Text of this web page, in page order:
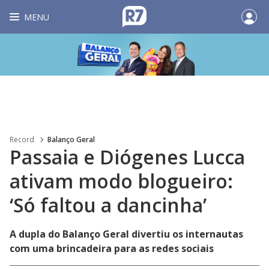
MENU
Record Balanço Geral
Passaia e Diógenes Lucca
ativam modo blogueiro:
‘Só faltou a dancinha’
A dupla do Balanço Geral divertiu os internautas
com uma brincadeira para as redes sociais